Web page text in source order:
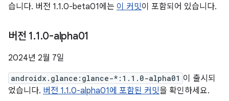
습니다. 버전 1.1.0-beta01에는 이 커밋이 포함되어 있습니다.
버전 1.1.0-alpha01
2024년 2월 7일
androidx.glance:glance-*:1.1.0-alpha01 이 출시되
었습니다. 버전 1.1.0-alpha01에 포함된 커밋을 확인하세요.